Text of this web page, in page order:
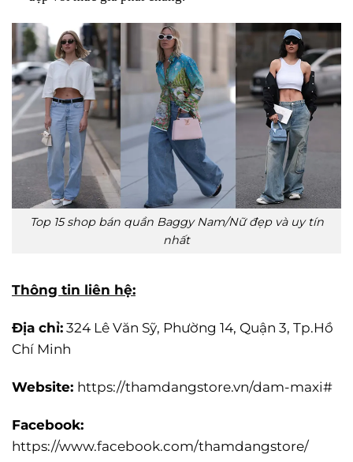
Top 15 shop bán quần Baggy Nam/Nữ đẹp và uy tín
nhất
Thông tin liên hệ:
Địa chỉ:324 Lê Văn Sỹ, Phường 14, Quận 3, Tp.Hồ
Chí Minh
Website: https://thamdangstore.vn/dam-maxi#
Facebook:
https://www.facebook.com/thamdangstore/